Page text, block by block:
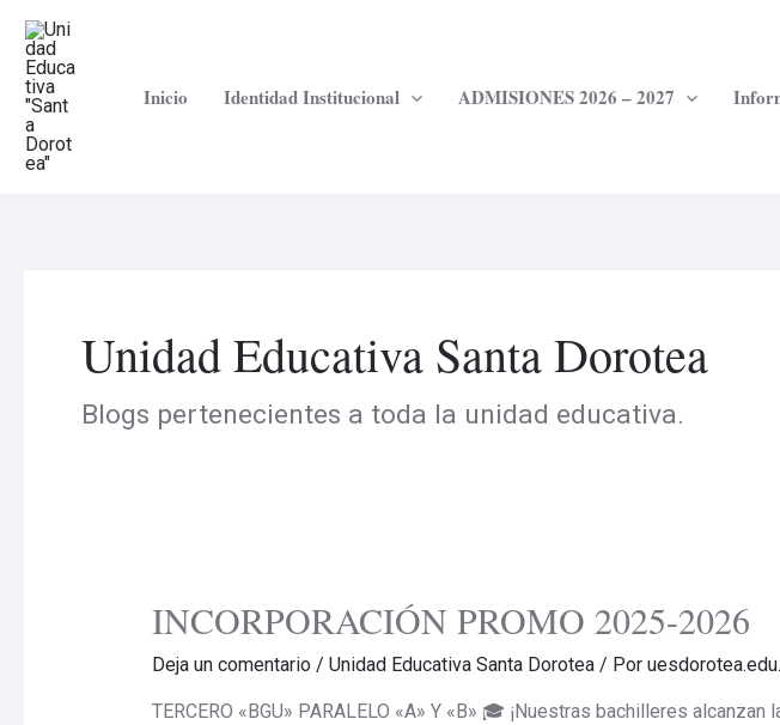
contenido
Inicio Identidad Institucional ADMISIONES 2026 – 2027
Unidad Educativa Santa Dorotea
Blogs pertenecientes a toda la unidad educativa.
INCORPORACIÓN PROMO 2025-2026
Deja un comentario / Unidad Educativa Santa Dorotea/ Por
TERCERO «BGU» PARALELO «A» Y «B» 🎓 ¡Nuestras bachilleres
INCORPORACIÓN
PROMO
2025-